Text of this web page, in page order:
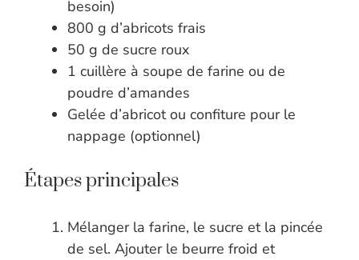
besoin)
800 g d’abricots frais
50 g de sucre roux
1 cuillère à soupe de farine ou de
poudre d’amandes
Gelée d’abricot ou confiture pour le
nappage (optionnel)
Étapes principales
Mélanger la farine, le sucre et la pincée
de sel. Ajouter le beurre froid et